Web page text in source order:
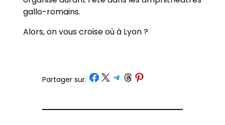
gallo-romains.
Alors, on vous croise où à Lyon ?
Partager sur/ Partager sur Facebook
Partager sur X Partager sur Telegram
Partager sur Threads
Partager sur Pinterest